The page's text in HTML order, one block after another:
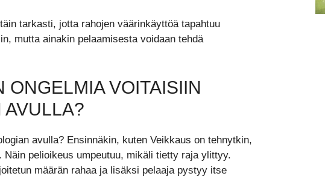
tarkasti, jotta rahojen väärinkäyttöä tapahtuu
mutta ainakin pelaamisesta voidaan tehdä
VOITAISIIN
AVULLA?
avulla? Ensinnäkin, kuten Veikkaus on tehnytkin,
pelioikeus umpeutuu, mikäli tietty raja ylittyy.
määrän rahaa ja lisäksi pelaaja pystyy itse